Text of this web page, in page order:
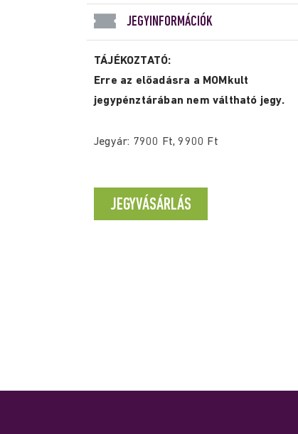
JEGYINFORMÁCIÓK
TÁJÉKOZTATÓ:
Erre az előadásra a MOMkult
jegypénztárában nem váltható jegy.
Jegyár: 7900 Ft, 9900 Ft
JEGYVÁSÁRLÁS